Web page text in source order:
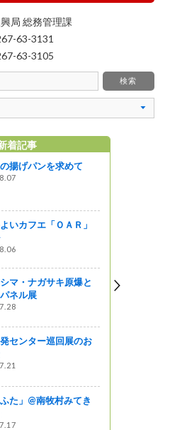
局 総務管理課
63-3131
63-3105
着記事
揚げパンを求めて
いカフエ「ＯＡＲ」
シマ・ナガサキ原爆と
ネル展
センター巡回展のお
ふた」@南牧村みてき